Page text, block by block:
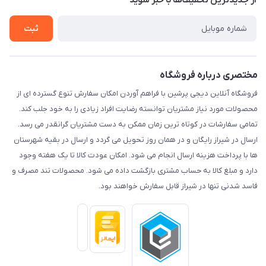
راهنما
ثبت
مختصری درباره فروشگاه
فروشگاه آنلاین دیجی پرشین با فراهم آوردن امکان سفارش تنوع گسترده ای از
محصولات مورد نیاز مشتریان توانسته رضایت افراد زیادی را به خود جلب کند.
تمامی سفارشات در کوتاه ترین زمان ممکن به دست مشتریان گرانقدر می رسد.
ارسال در شیراز رایگان و در همان روز تحویل می گردد و ارسال در بقیه شهرستان
ها با پرداخت هزینه ارسال انجام می شود. امکان عودت کالا تا یک هفته وجود
دارد و مبلغ کالا به حساب مشتری بازگشت داده می شود. محصولات تند مصرف و
فاسد شدنی تنها در شیراز قابل سفارش خواهند بود.